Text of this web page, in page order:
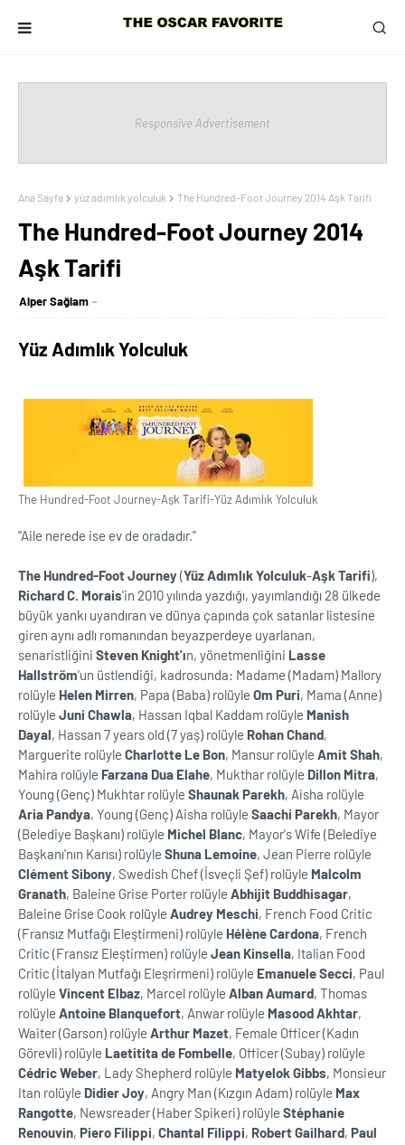
Responsive Advertisement
Ana Sayfa yüz adımlık yolculuk The Hundred-Foot Journey 2014 Aşk Tarifi
The Hundred-Foot Journey 2014
Aşk Tarifi
Alper Sağlam
Yüz Adımlık Yolculuk
The Hundred-Foot Journey-Aşk Tarifi-Yüz Adımlık Yolculuk
''Aile nerede ise ev de oradadır.''
The Hundred-Foot Journey(Yüz Adımlık Yolculuk-Aşk Tarifi),
Richard C. Morais'in 2010 yılında yazdığı, yayımlandığı 28 ülkede
büyük yankı uyandıran ve dünya çapında çok satanlar listesine
giren aynı adlı romanından beyazperdeye uyarlanan,
senaristliğini Steven Knight'ın, yönetmenliğini Lasse
Hallström'un üstlendiği, kadrosunda: Madame (Madam) Mallory
rolüyle Helen Mirren, Papa (Baba) rolüyle Om Puri, Mama (Anne)
rolüyle Juni Chawla, Hassan Iqbal Kaddam rolüyle Manish
Dayal, Hassan 7 years old (7 yaş) rolüyle Rohan Chand,
Marguerite rolüyle Charlotte Le Bon, Mansur rolüyle Amit Shah,
Mahira rolüyle Farzana Dua Elahe, Mukthar rolüyle Dillon Mitra,
Young (Genç) Mukhtar rolüyle Shaunak Parekh, Aisha rolüyle
Aria Pandya, Young (Genç) Aisha rolüyle Saachi Parekh, Mayor
(Belediye Başkanı) rolüyle Michel Blanc, Mayor's Wife (Belediye
Başkanı'nın Karısı) rolüyle Shuna Lemoine, Jean Pierre rolüyle
Clément Sibony, Swedish Chef (İsveçli Şef) rolüyle Malcolm
Granath, Baleine Grise Porter rolüyle Abhijit Buddhisagar,
Baleine Grise Cook rolüyle Audrey Meschi, French Food Critic
(Fransız Mutfağı Eleştirmeni) rolüyle Hélène Cardona, French
Critic (Fransız Eleştirmen) rolüyle Jean Kinsella, Italian Food
Critic (İtalyan Mutfağı Eleşrirmeni) rolüyle Emanuele Secci, Paul
rolüyle Vincent Elbaz, Marcel rolüyle Alban Aumard, Thomas
rolüyle Antoine Blanquefort, Anwar rolüyle Masood Akhtar,
Waiter (Garson) rolüyle Arthur Mazet, Female Officer (Kadın
Görevli) rolüyle Laetitita de Fombelle, Officer (Subay) rolüyle
Cédric Weber, Lady Shepherd rolüyle Matyelok Gibbs, Monsieur
Itan rolüyle Didier Joy, Angry Man (Kızgın Adam) rolüyle Max
Rangotte, Newsreader (Haber Spikeri) rolüyle Stéphanie
Renouvin, Piero Filippi, Chantal Filippi, Robert Gailhard, Paul